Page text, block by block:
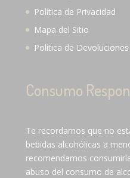
Política de Privacidad
Mapa del Sitio
Política de
Consumo
Te recordamos que no
bebidas alcohólicas a
recomendamos
abuso del consumo de